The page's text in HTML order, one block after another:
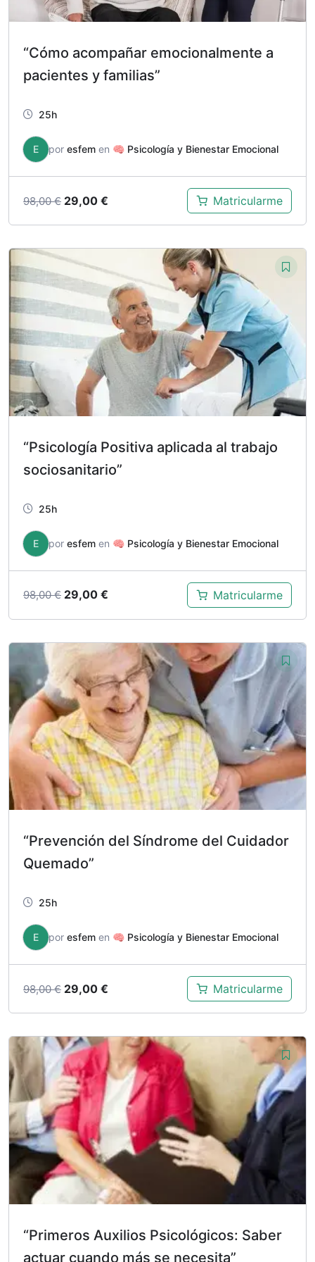
“Cómo acompañar emocionalmente a
pacientes y familias”
25h
E por esfem en 🧠 Psicología y Bienestar Emocional
98,00€ El
era:
98,00 €.
29,00 €
es:
29,00 €.
Matricularme
“Psicología Positiva aplicada al trabajo
sociosanitario”
25h
E por esfem en 🧠 Psicología y Bienestar Emocional
98,00€ El
era:
98,00 €.
29,00 €
es:
29,00 €.
Matricularme
“Prevención del Síndrome del Cuidador
Quemado”
25h
E por esfem en 🧠 Psicología y Bienestar Emocional
98,00€ El
era:
98,00 €.
29,00 €
es:
29,00 €.
Matricularme
“Primeros Auxilios Psicológicos: Saber
actuar cuando más se necesita”